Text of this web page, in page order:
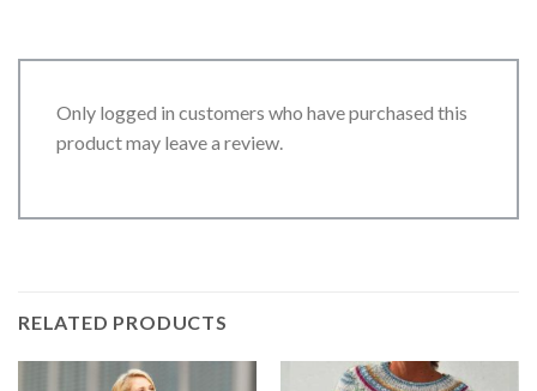
Only logged in customers who have purchased this
product may leave a review.
RELATED PRODUCTS